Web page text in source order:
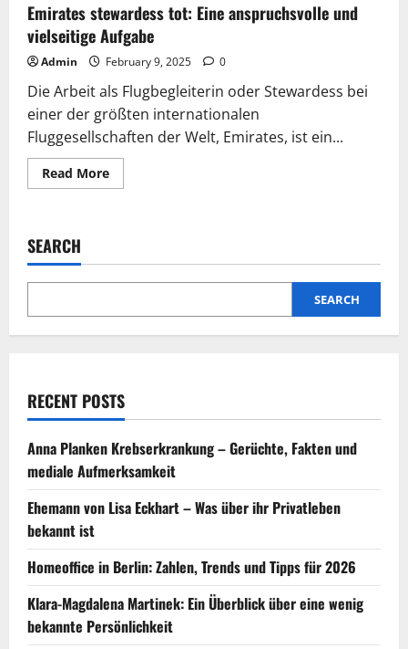
Emirates stewardess tot: Eine anspruchsvolle und
vielseitige Aufgabe
Admin February 9, 2025 0
Die Arbeit als Flugbegleiterin oder Stewardess bei
einer der größten internationalen
Fluggesellschaften der Welt, Emirates, ist ein...
Read MoreRead
more
anspruchsvolle
vielseitige
SEARCH
SEARCH
RECENT POSTS
Anna Planken Krebserkrankung – Gerüchte, Fakten und
mediale Aufmerksamkeit
Ehemann von Lisa Eckhart – Was über ihr Privatleben
bekannt ist
Homeoffice in Berlin: Zahlen, Trends und Tipps für 2026
Klara-Magdalena Martinek: Ein Überblick über eine wenig
bekannte Persönlichkeit